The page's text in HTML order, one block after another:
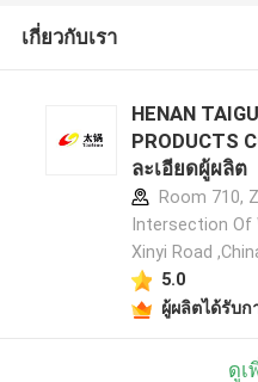
เกี่ยวกับเรา
HENAN
PRODUCTS
ละเอียดผู้ผลิต
Room 710,
Intersection Of
Xinyi Road
5.0
ผู้ผลิตได้รับก
ดูเ